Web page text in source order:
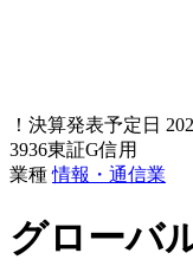
！ 決算発表予定日
3936東証G信用
業種情報・通信業
グローバ